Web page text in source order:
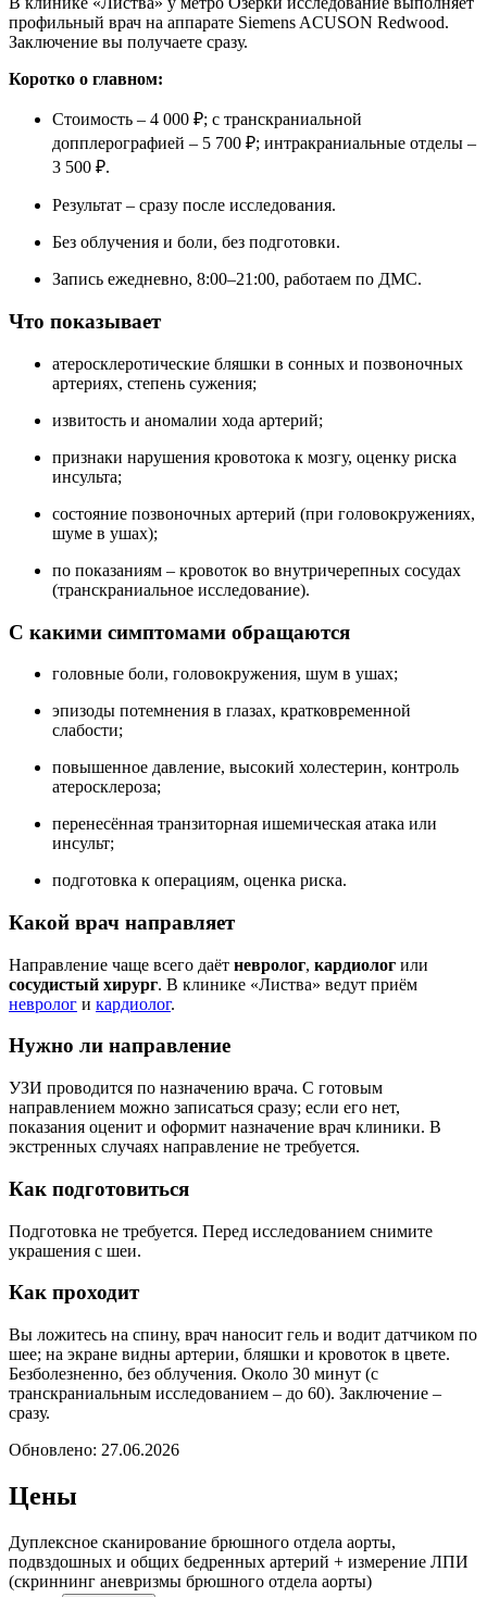
профильный врач на аппарате Siemens ACUSON Redwood.
Заключение вы получаете сразу.
Коротко о главном:
Стоимость – 4 000 ₽; с транскраниальной
допплерографией – 5 700 ₽; интракраниальные отделы –
3 500 ₽.
Результат – сразу после исследования.
Без облучения и боли, без подготовки.
Запись ежедневно, 8:00–21:00, работаем по ДМС.
Что показывает
атеросклеротические бляшки в сонных и позвоночных
артериях, степень сужения;
извитость и аномалии хода артерий;
признаки нарушения кровотока к мозгу, оценку риска
инсульта;
состояние позвоночных артерий (при головокружениях,
шуме в ушах);
по показаниям – кровоток во внутричерепных сосудах
(транскраниальное исследование).
С какими симптомами обращаются
головные боли, головокружения, шум в ушах;
эпизоды потемнения в глазах, кратковременной
слабости;
повышенное давление, высокий холестерин, контроль
атеросклероза;
перенесённая транзиторная ишемическая атака или
инсульт;
подготовка к операциям, оценка риска.
Какой врач направляет
Направление чаще всего даёт невролог, кардиолог или
сосудистый хирург. В клинике «Листва» ведут приём
невролог и кардиолог.
Нужно ли направление
УЗИ проводится по назначению врача. С готовым
направлением можно записаться сразу; если его нет,
показания оценит и оформит назначение врач клиники. В
экстренных случаях направление не требуется.
Как подготовиться
Подготовка не требуется. Перед исследованием снимите
украшения с шеи.
Как проходит
Вы ложитесь на спину, врач наносит гель и водит датчиком по
шее; на экране видны артерии, бляшки и кровоток в цвете.
Безболезненно, без облучения. Около 30 минут (с
транскраниальным исследованием – до 60). Заключение –
сразу.
Обновлено: 27.06.2026
Цены
Дуплексное сканирование брюшного отдела аорты,
подвздошных и общих бедренных артерий + измерение ЛПИ
(скриннинг аневризмы брюшного отдела аорты)